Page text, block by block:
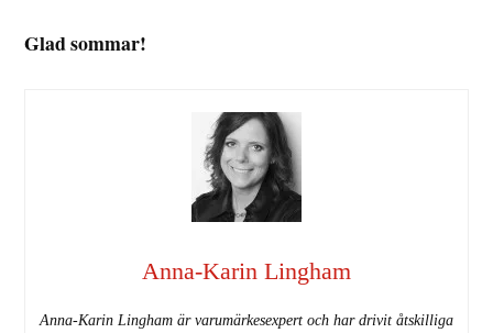
Glad sommar!
Anna-Karin Lingham
Anna-Karin Lingham är varumärkesexpert och har drivit åtskilliga